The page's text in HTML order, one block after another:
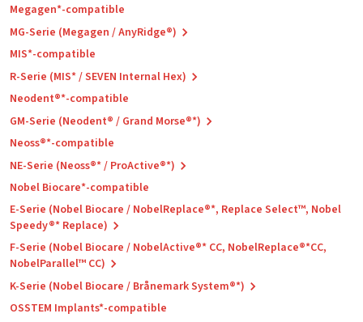
Megagen*-compatible
MG-Serie (Megagen / AnyRidge®)
MIS*-compatible
R-Serie (MIS* / SEVEN Internal Hex)
Neodent®*-compatible
GM-Serie (Neodent® / Grand Morse®*)
Neoss®*-compatible
NE-Serie (Neoss®* / ProActive®*)
Nobel Biocare*-compatible
E-Serie (Nobel Biocare / NobelReplace®*, Replace Select™, Nobel
Speedy®* Replace)
F-Serie (Nobel Biocare / NobelActive®* CC, NobelReplace®*CC,
NobelParallel™ CC)
K-Serie (Nobel Biocare / Brånemark System®*)
OSSTEM Implants*-compatible